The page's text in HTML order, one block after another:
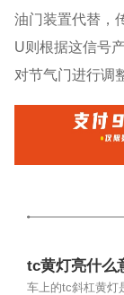
油门装置代替，
U则根据这信号
对节气门进行调
tc黄灯亮什么
车上的tc斜杠黄灯